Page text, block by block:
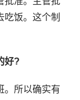
吃饭。这个制
好?
。所以确实有